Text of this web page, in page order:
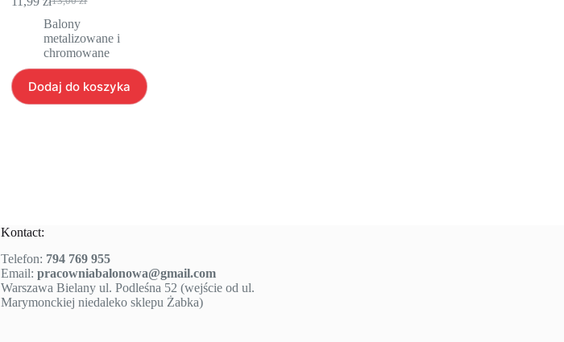
Pierwotna
cena
wynosiła:
13,00 zł.
Aktualna
cena
wynosi:
11,99 zł.
Balony
metalizowane i
chromowane
Dodaj do koszyka
Kontact:
Telefon: 794 769 955
Email: pracowniabalonowa@gmail.com
Warszawa Bielany ul. Podleśna 52 (wejście od ul.
Marymonckiej niedaleko sklepu Żabka)